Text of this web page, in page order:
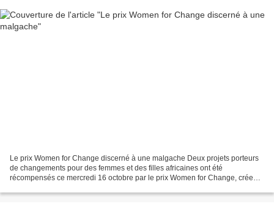
Le prix Women for Change discerné à une malgache Deux projets porteurs
de changements pour des femmes et des filles africaines ont été
récompensés ce mercredi 16 octobre par le prix Women for Change, crée